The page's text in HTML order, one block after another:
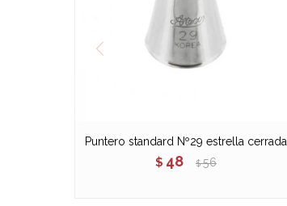
Puntero standard Nº29 estrella cerrada
$ 48 $ 56